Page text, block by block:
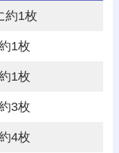
約1枚
1枚
1枚
3枚
4枚